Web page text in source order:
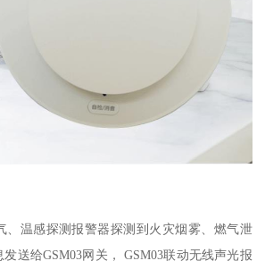
、温感探测报警器探测到火灾烟雾、燃气泄
送给GSM03网关， GSM03联动无线声光报